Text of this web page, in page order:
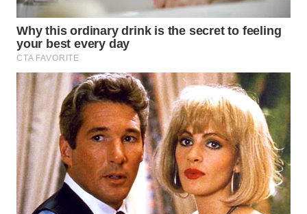
WN
MAJALENGKA
WN
SUBANG
WN
SUKABUMI
WN
PURWAKARTA